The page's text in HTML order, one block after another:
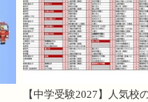
【中学受験2027】人気校